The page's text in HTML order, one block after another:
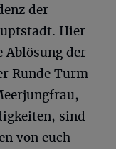
der
Hier
Ablösung der
Runde Turm
sind
von euch